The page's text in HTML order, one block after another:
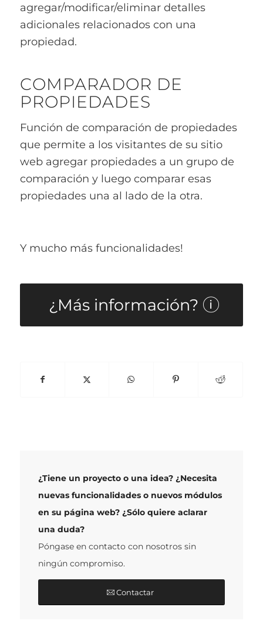
agregar/modificar/eliminar detalles
adicionales relacionados con una
propiedad.
COMPARADOR DE
PROPIEDADES
Función de comparación de propiedades
que permite a los visitantes de su sitio
web agregar propiedades a un grupo de
comparación y luego comparar esas
propiedades una al lado de la otra.
Y mucho más funcionalidades!
¿Más información?
¿Tiene un proyecto o una idea? ¿Necesita
nuevas funcionalidades o nuevos módulos
en su página web? ¿Sólo quiere aclarar
una duda?
Póngase en contacto con nosotros sin
ningún compromiso.
Contactar